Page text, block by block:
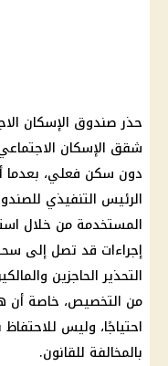
حذر صندوق الإسكان
شقق الإسكان
دون سكن فعلي، بعدما
الرئيس التنفيذي
المستخدمة من خلال
إجراءات قد تصل إلى
التحذير الحاجزين
من التخصيص، خاصة أن
احتياجًا، وليس
بالمخالفة للقانون.